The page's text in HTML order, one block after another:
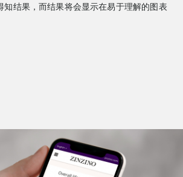
结果，而结果将会显示在易于理解的图表